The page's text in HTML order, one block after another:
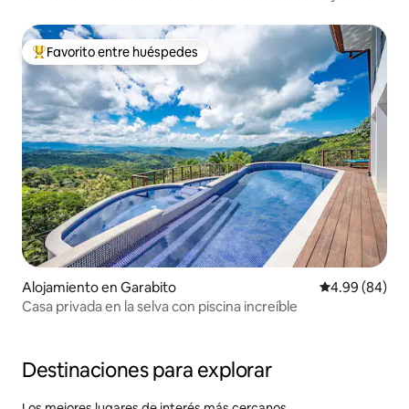
Favorito entre huéspedes preferido
Favorito entre huéspedes
Alojamiento en Garabito Calificación
4.99 (84)
Casa privada en la selva con piscina increíble
Destinaciones para explorar